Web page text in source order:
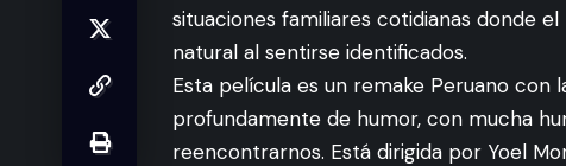
situaciones familiares cotidianas donde
natural al sentirse identificados.
Esta película es un remake Peruano con
profundamente de humor, con mucha
reencontrarnos. Está dirigida por Yoel